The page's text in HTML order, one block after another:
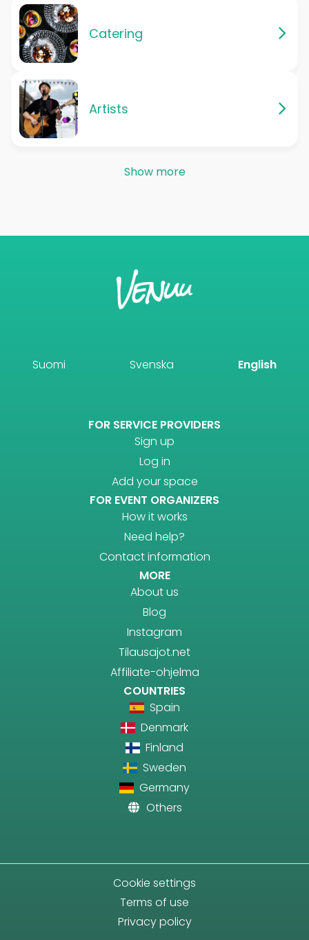
Catering
Artists
Show more
Suomi Svenska English
FOR SERVICE PROVIDERS
Sign up
Log in
Add your space
FOR EVENT ORGANIZERS
How it works
Need help?
Contact information
MORE
About us
Blog
Instagram
Tilausajot.net
Affiliate-ohjelma
COUNTRIES
Spain
Denmark
Finland
Sweden
Germany
Others
Cookie settings
Terms of use
Privacy policy